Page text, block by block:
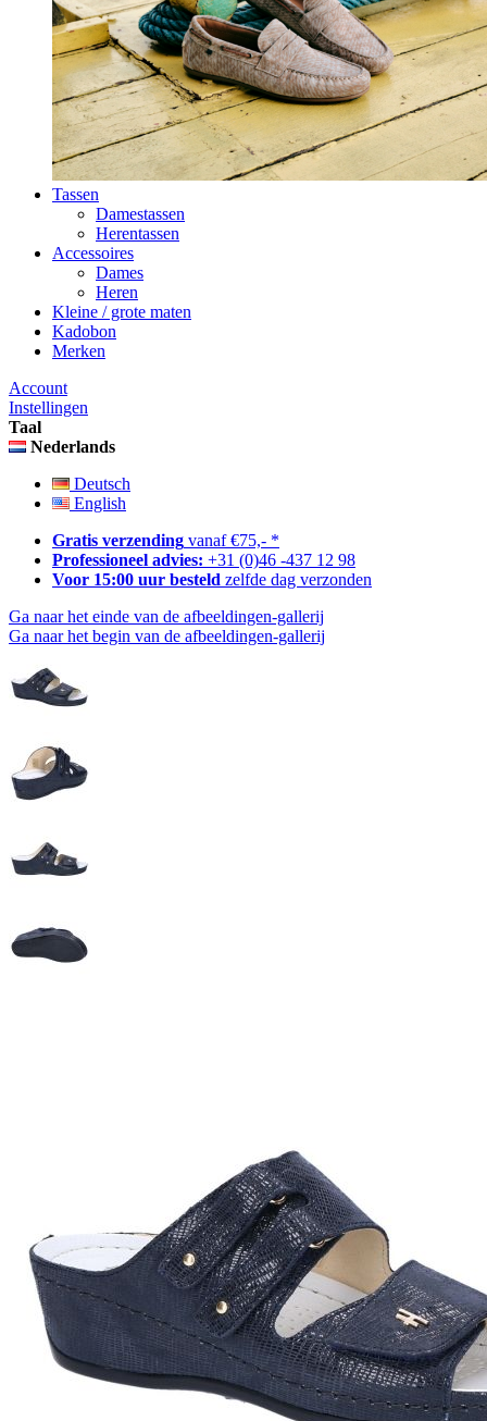
Tassen
Damestassen
Herentassen
Accessoires
Dames
Heren
Kleine / grote maten
Kadobon
Merken
Account
Instellingen
Taal
Nederlands
Deutsch
English
Gratis verzending vanaf €75,- *
Professioneel advies: +31 (0)46 -437 12 98
Voor 15:00 uur besteld zelfde dag verzonden
Ga naar het einde van de afbeeldingen-gallerij
Ga naar het begin van de afbeeldingen-gallerij